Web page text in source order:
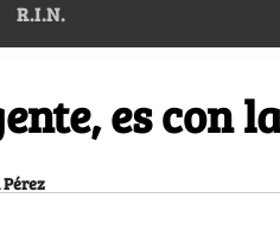
R.I.N.
es con